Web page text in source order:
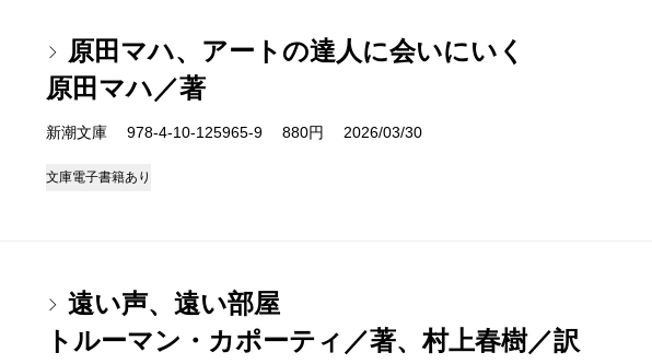
原田マハ、アートの達人に会いにいく
原田マハ／著
新潮文庫 978-4-10-125965-9 880円 2026/03/30
文庫電子書籍あり
遠い声、遠い部屋
トルーマン・カポーティ／著、村上春樹／訳